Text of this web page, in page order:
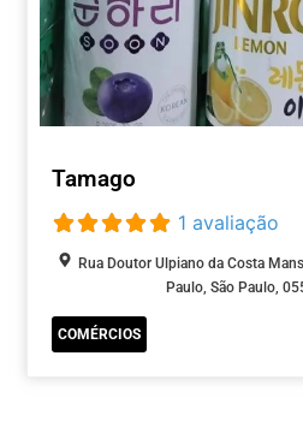
Tamago
1 avaliação
Rua Doutor Ulpiano da Costa
Paulo, São Paulo,
COMÉRCIOS